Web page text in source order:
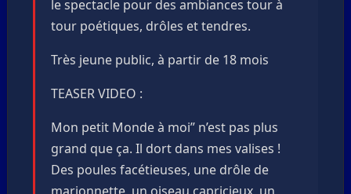
le spectacle pour des ambiances tour à
tour poétiques, drôles et tendres.
Très jeune public, à partir de 18 mois
TEASER VIDEO :
Mon petit Monde à moi” n’est pas plus
grand que ça. Il dort dans mes valises !
Des poules facétieuses, une drôle de